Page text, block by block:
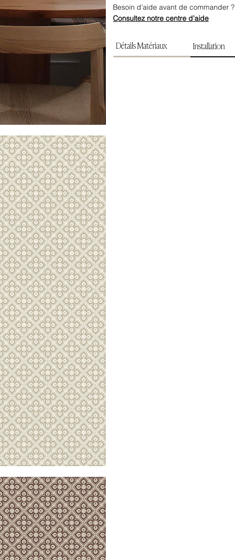
Besoin d’aide avant de commander ?
Consultez notre centre d’aide
Détails Matériaux Installation